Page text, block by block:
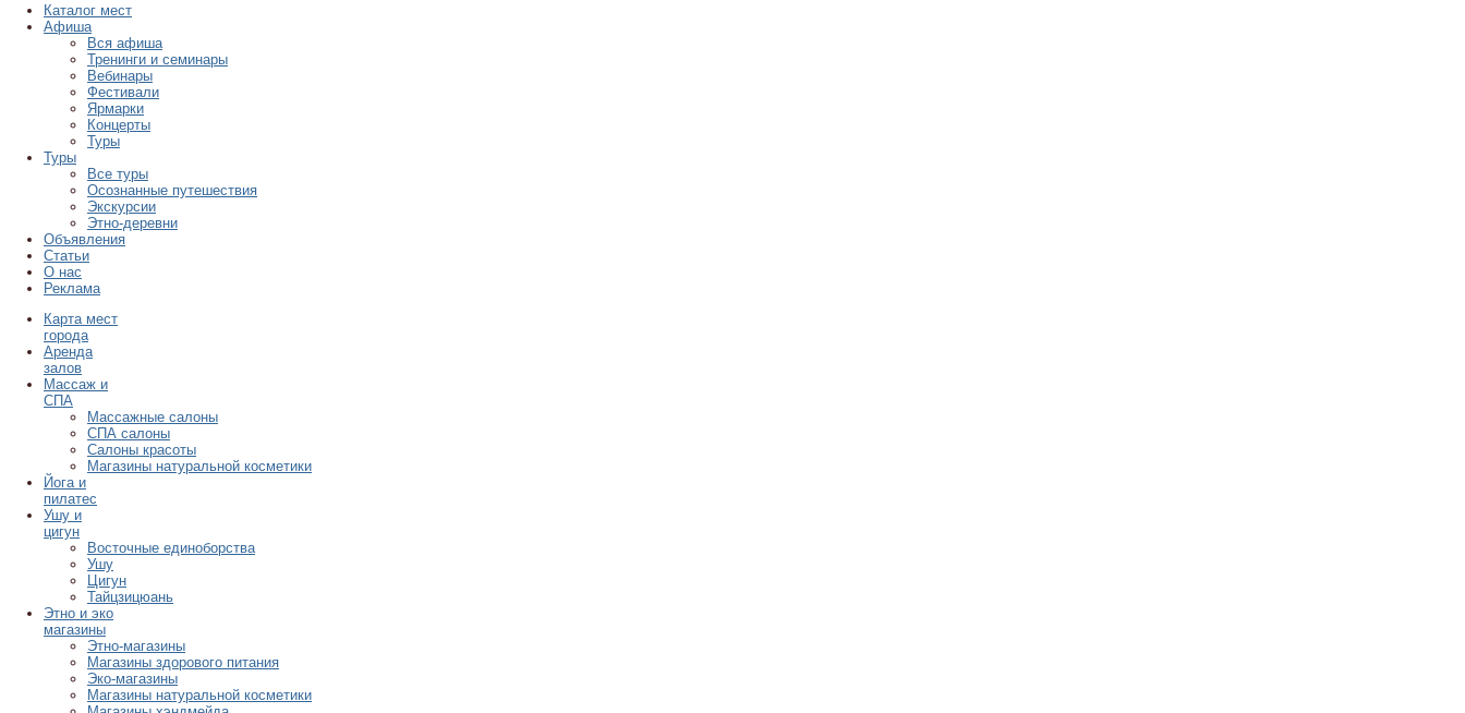
Каталог мест
Афиша
Вся афиша
Тренинги и семинары
Вебинары
Фестивали
Ярмарки
Концерты
Туры
Туры
Все туры
Осознанные путешествия
Экскурсии
Этно-деревни
Объявления
Статьи
О нас
Реклама
Карта мест
города
Аренда
залов
Массаж и
СПА
Массажные салоны
СПА салоны
Салоны красоты
Магазины натуральной косметики
Йога и
пилатес
Ушу и
цигун
Восточные единоборства
Ушу
Цигун
Тайцзицюань
Этно и эко
магазины
Этно-магазины
Магазины здорового питания
Эко-магазины
Магазины натуральной косметики